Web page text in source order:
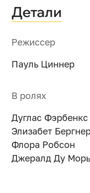
Детали
Режиссер
Пауль Циннер
В ролях
Дуглас
Элизабет
Флора Робсон
Джералд Ду